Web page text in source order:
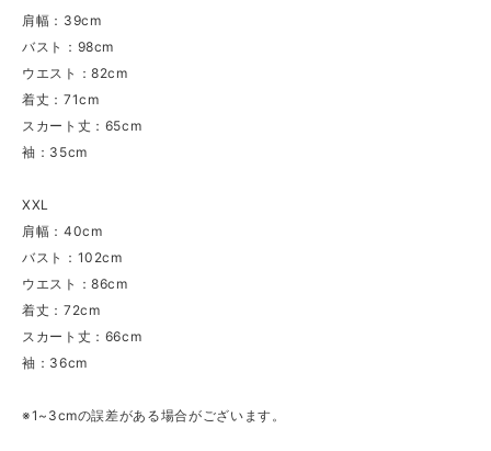
肩幅：39cm
バスト：98cm
ウエスト：82cm
着丈：71cm
スカート丈：65cm
袖：35cm
XXL
肩幅：40cm
バスト：102cm
ウエスト：86cm
着丈：72cm
スカート丈：66cm
袖：36cm
※1~3cmの誤差がある場合がございます。